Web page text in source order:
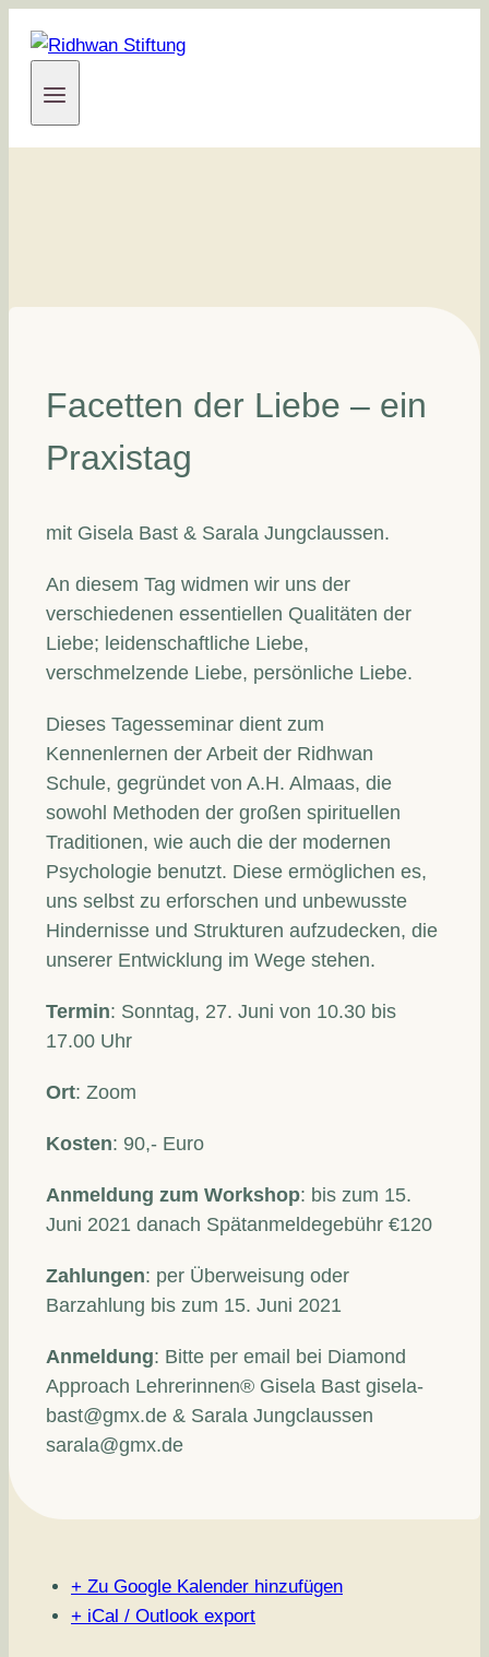
Inhalt
Facetten der Liebe – ein
Praxistag
mit Gisela Bast & Sarala Jungclaussen.
An diesem Tag widmen wir uns der
verschiedenen essentiellen Qualitäten der
Liebe; leidenschaftliche Liebe,
verschmelzende Liebe, persönliche Liebe.
Dieses Tagesseminar dient zum
Kennenlernen der Arbeit der Ridhwan
Schule, gegründet von A.H. Almaas, die
sowohl Methoden der großen spirituellen
Traditionen, wie auch die der modernen
Psychologie benutzt. Diese ermöglichen es,
uns selbst zu erforschen und unbewusste
Hindernisse und Strukturen aufzudecken, die
unserer Entwicklung im Wege stehen.
Termin: Sonntag, 27. Juni von 10.30 bis
17.00 Uhr
Ort: Zoom
Kosten: 90,- Euro
Anmeldung zum Workshop: bis zum 15.
Juni 2021 danach Spätanmeldegebühr €120
Zahlungen: per Überweisung oder
Barzahlung bis zum 15. Juni 2021
Anmeldung: Bitte per email bei Diamond
Approach Lehrerinnen® Gisela Bast gisela-
bast@gmx.de & Sarala Jungclaussen
sarala@gmx.de
+ Zu Google Kalender hinzufügen
+ iCal / Outlook export